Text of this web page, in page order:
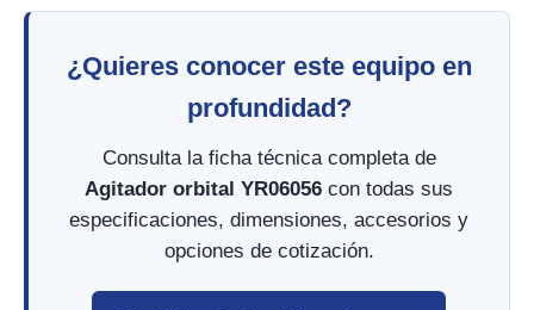
¿Quieres conocer este equipo en
profundidad?
Consulta la ficha técnica completa de
Agitador orbital YR06056 con todas sus
especificaciones, dimensiones, accesorios y
opciones de cotización.